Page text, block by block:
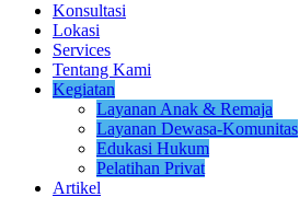
Konsultasi
Lokasi
Services
Tentang Kami
Kegiatan
Layanan Anak & Remaja
Layanan Dewasa-Komunitas
Edukasi Hukum
Pelatihan Privat
Artikel